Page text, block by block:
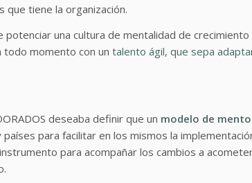
tiene la organización.
una cultura de mentalidad de
todo momento con un talento ágil, que sepa
deseaba definir que un modelo de
para facilitar en los mismos la
para acompañar los cambios a